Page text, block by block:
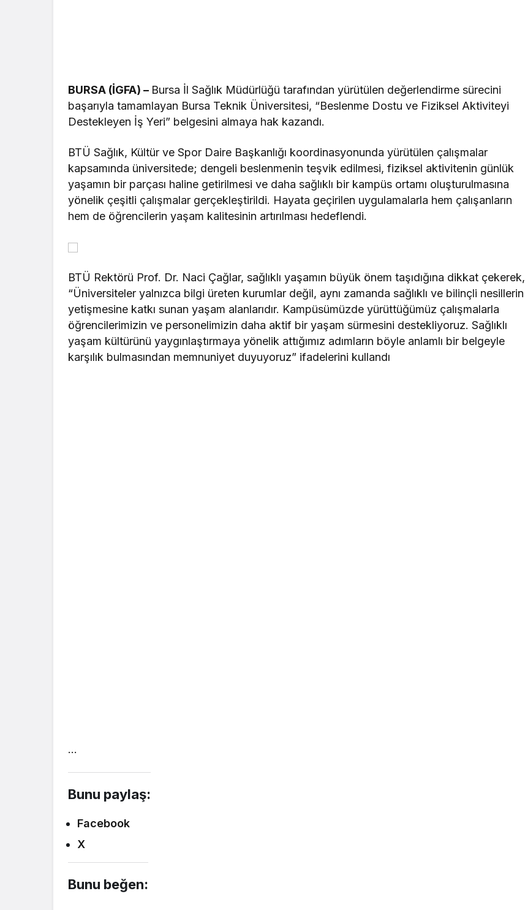
BURSA (İGFA) – Bursa İl Sağlık Müdürlüğü tarafından yürütülen değerlendirme sürecini
başarıyla tamamlayan Bursa Teknik Üniversitesi, “Beslenme Dostu ve Fiziksel Aktiviteyi
Destekleyen İş Yeri” belgesini almaya hak kazandı.
BTÜ Sağlık, Kültür ve Spor Daire Başkanlığı koordinasyonunda yürütülen çalışmalar
kapsamında üniversitede; dengeli beslenmenin teşvik edilmesi, fiziksel aktivitenin günlük
yaşamın bir parçası haline getirilmesi ve daha sağlıklı bir kampüs ortamı oluşturulmasına
yönelik çeşitli çalışmalar gerçekleştirildi. Hayata geçirilen uygulamalarla hem çalışanların
hem de öğrencilerin yaşam kalitesinin artırılması hedeflendi.
BTÜ Rektörü Prof. Dr. Naci Çağlar, sağlıklı yaşamın büyük önem taşıdığına dikkat çekerek,
“Üniversiteler yalnızca bilgi üreten kurumlar değil, aynı zamanda sağlıklı ve bilinçli nesillerin
yetişmesine katkı sunan yaşam alanlarıdır. Kampüsümüzde yürüttüğümüz çalışmalarla
öğrencilerimizin ve personelimizin daha aktif bir yaşam sürmesini destekliyoruz. Sağlıklı
yaşam kültürünü yaygınlaştırmaya yönelik attığımız adımların böyle anlamlı bir belgeyle
karşılık bulmasından memnuniyet duyuyoruz” ifadelerini kullandı
…
Bunu paylaş:
Facebook
X
Bunu beğen: